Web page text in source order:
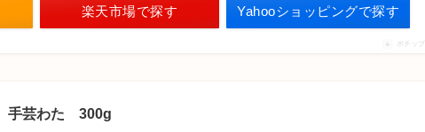
楽天市場で探す Yahooショッピングで探す
ポチップ
手芸わた 300g